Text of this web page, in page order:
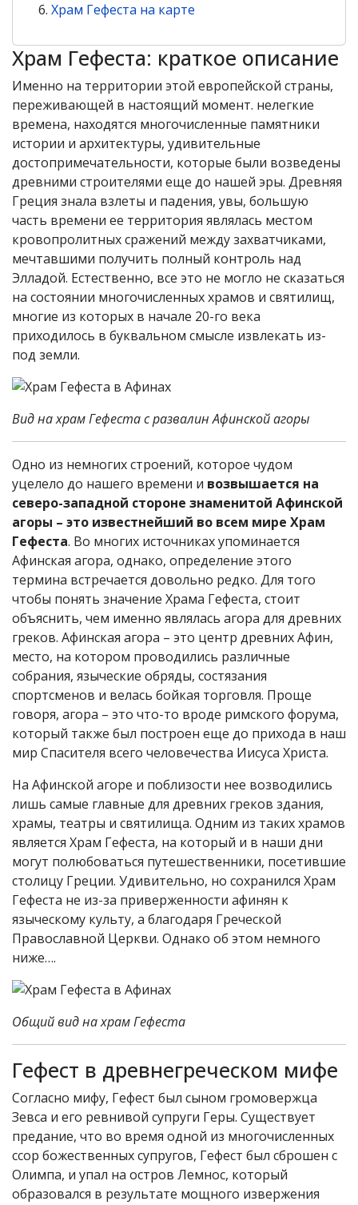
Храм Гефеста на карте
Храм Гефеста: краткое описание
Именно на территории этой европейской страны,
переживающей в настоящий момент. нелегкие
времена, находятся многочисленные памятники
истории и архитектуры, удивительные
достопримечательности, которые были возведены
древними строителями еще до нашей эры. Древняя
Греция знала взлеты и падения, увы, большую
часть времени ее территория являлась местом
кровопролитных сражений между захватчиками,
мечтавшими получить полный контроль над
Элладой. Естественно, все это не могло не сказаться
на состоянии многочисленных храмов и святилищ,
многие из которых в начале 20-го века
приходилось в буквальном смысле извлекать из-
под земли.
Вид на храм Гефеста с развалин Афинской агоры
Одно из немногих строений, которое чудом
уцелело до нашего времени и возвышается на
северо-западной стороне знаменитой Афинской
агоры – это известнейший во всем мире Храм
Гефеста. Во многих источниках упоминается
Афинская агора, однако, определение этого
термина встречается довольно редко. Для того
чтобы понять значение Храма Гефеста, стоит
объяснить, чем именно являлась агора для древних
греков. Афинская агора – это центр древних Афин,
место, на котором проводились различные
собрания, языческие обряды, состязания
спортсменов и велась бойкая торговля. Проще
говоря, агора – это что-то вроде римского форума,
который также был построен еще до прихода в наш
мир Спасителя всего человечества Иисуса Христа.
На Афинской агоре и поблизости нее возводились
лишь самые главные для древних греков здания,
храмы, театры и святилища. Одним из таких храмов
является Храм Гефеста, на который и в наши дни
могут полюбоваться путешественники, посетившие
столицу Греции. Удивительно, но сохранился Храм
Гефеста не из-за приверженности афинян к
языческому культу, а благодаря Греческой
Православной Церкви. Однако об этом немного
ниже….
Общий вид на храм Гефеста
Гефест в древнегреческом мифе
Согласно мифу, Гефест был сыном громовержца
Зевса и его ревнивой супруги Геры. Существует
предание, что во время одной из многочисленных
ссор божественных супругов, Гефест был сброшен с
Олимпа, и упал на остров Лемнос, который
образовался в результате мощного извержения